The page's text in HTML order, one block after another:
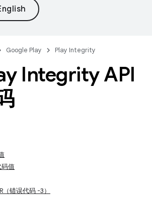
Google Play Play Integrity
Integrity API
值
（错误代码 -3）